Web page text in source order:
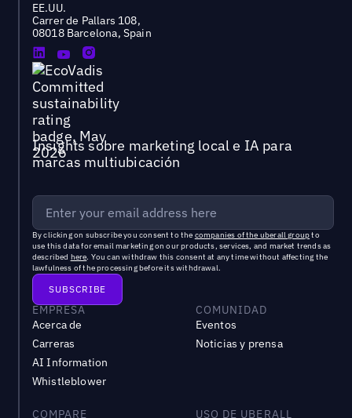
EE.UU.
Carrer de Pallars 108,
08018 Barcelona, Spain
Insights sobre marketing local e IA para
marcas multiubicación
By clicking on subscribe you consent to the companies of the uberall groupto
use this data for email marketing on our products, services, and market trends as
described here. You can withdraw this consent at any time without affecting the
lawfulness of the processing before its withdrawal.
EMPRESA
Acerca de
Carreras
AI Information
Whistleblower
COMUNIDAD
Eventos
Noticias y prensa
COMPARE USO DE UBERALL